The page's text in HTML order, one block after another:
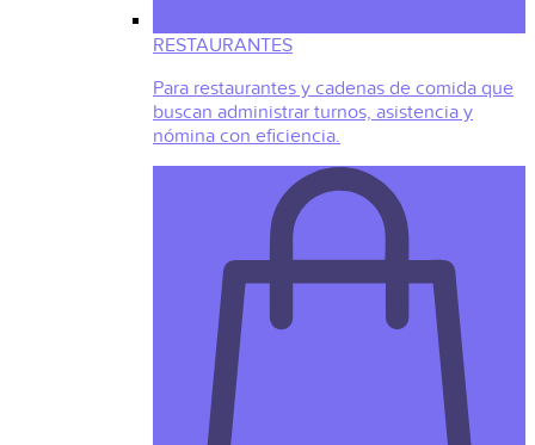
RESTAURANTES
Para restaurantes y cadenas de comida que
buscan administrar turnos, asistencia y
nómina con eficiencia.